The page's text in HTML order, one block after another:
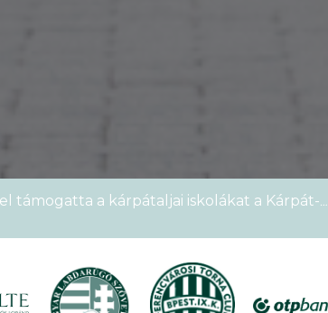
támogatta a kárpátaljai iskolákat a Kárpát-
rendezték meg a VI. Ludovika15–KEK Run
sportoltatok velünk – rekordokat döntött a